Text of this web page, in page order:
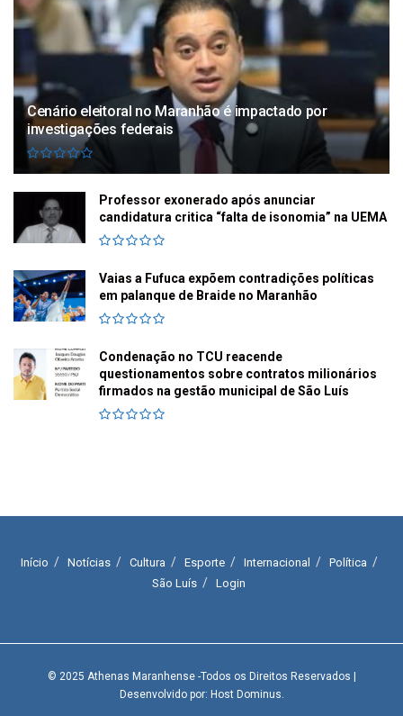
Cenário eleitoral no Maranhão é impactado por
investigações federais
Professor exonerado após anunciar
candidatura critica “falta de isonomia” na UEMA
Vaias a Fufuca expõem contradições políticas
em palanque de Braide no Maranhão
Condenação no TCU reacende
questionamentos sobre contratos milionários
firmados na gestão municipal de São Luís
Início Notícias Cultura Esporte Internacional
Política
São Luís
Login
© 2025 Athenas Maranhense-Todos os Direitos Reservados
Desenvolvido por: Host Dominus.